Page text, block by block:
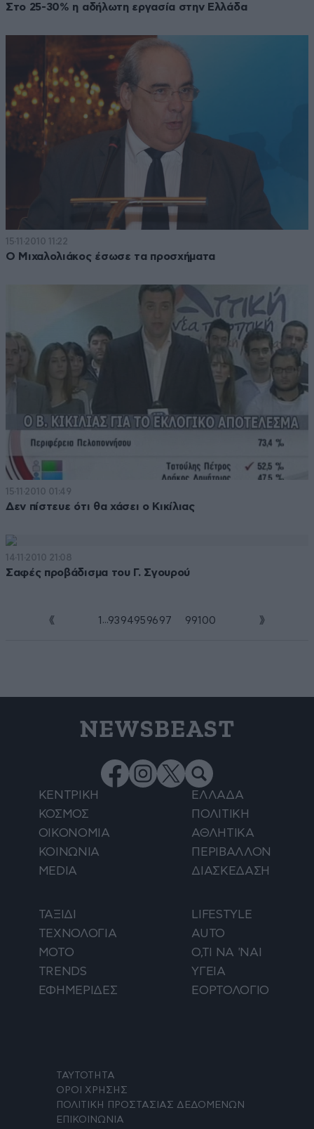
Στο 25-30% η αδήλωτη εργασία στην Ελλάδα
15·11·2010 11:22
Ο Μιχαλολιάκος έσωσε τα προσχήματα
15·11·2010 01:49
Δεν πίστευε ότι θα χάσει ο Κικίλιας
14·11·2010 21:08
Σαφές προβάδισμα του Γ. Σγουρού
1 ...93 9495 96 97 99100
NEWSBEAST
ΚΕΝΤΡΙΚΗ
ΕΛΛΑΔΑ
ΚΟΣΜΟΣ
ΠΟΛΙΤΙΚΗ
ΟΙΚΟΝΟΜΙΑ
ΑΘΛΗΤΙΚΑ
ΚΟΙΝΩΝΙΑ
ΠΕΡΙΒΑΛΛΟΝ
MEDIA
ΔΙΑΣΚΕΔΑΣΗ
ΤΑΞΙΔΙ
LIFESTYLE
ΤΕΧΝΟΛΟΓΙΑ
AUTO
ΜΟΤΟ
Ο,ΤΙ ΝΑ 'ΝΑΙ
TRENDS
ΥΓΕΙΑ
ΕΦΗΜΕΡΙΔΕΣ
ΕΟΡΤΟΛΟΓΙΟ
ΤΑΥΤΟΤΗΤΑ
ΟΡΟΙ ΧΡΗΣΗΣ
ΠΟΛΙΤΙΚΗ ΠΡΟΣΤΑΣΙΑΣ ΔΕΔΟΜΕΝΩΝ
ΕΠΙΚΟΙΝΩΝΙΑ